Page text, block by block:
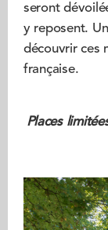
seront
y reposent.
découvrir ces
française.
Places